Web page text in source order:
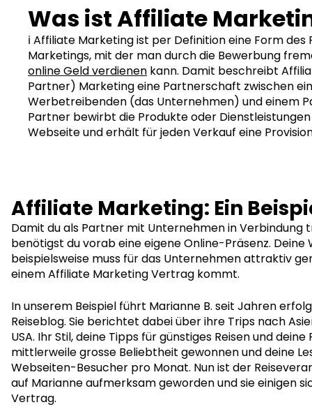
Was ist Affiliate
ℹ️ Affiliate Marketing ist per Definition eine Form
Marketings, mit der man durch die Bewerbung
online Geld verdienen kann. Damit beschreibt
Partner) Marketing eine Partnerschaft zwischen
Werbetreibenden (das Unternehmen) und einem
Partner bewirbt die Produkte oder Dienstleistungen
Webseite und erhält für jeden Verkauf eine
Affiliate Marketing: Ein
Damit du als Partner mit Unternehmen in Verbindung
benötigst du vorab eine eigene Online-Präsenz. Deine
beispielsweise muss für das Unternehmen attraktiv
einem Affiliate Marketing Vertrag kommt.
In unserem Beispiel führt Marianne B. seit Jahren
Reiseblog. Sie berichtet dabei über ihre Trips nach
USA. Ihr Stil, deine Tipps für günstiges Reisen und
mittlerweile grosse Beliebtheit gewonnen und deine
Webseiten-Besucher pro Monat. Nun ist der
auf Marianne aufmerksam geworden und sie einigen
Vertrag.